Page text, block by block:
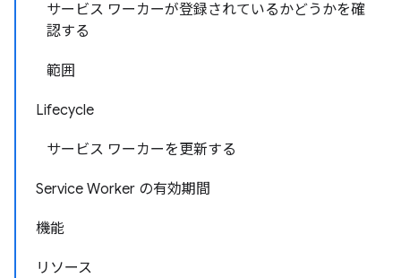
サービス ワーカーが登録されているかどうかを確
認する
範囲
Lifecycle
サービス ワーカーを更新する
Service Worker の有効期間
機能
リソース